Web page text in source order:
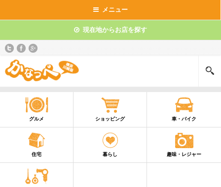
メニュー
現在地からお店を探す
グルメ ショッピング 車・バイク
住宅 暮らし 趣味・レジャー